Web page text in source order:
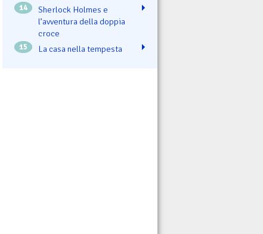
14
Sherlock Holmes e
l’avventura della doppia
croce
15 La casa nella tempesta